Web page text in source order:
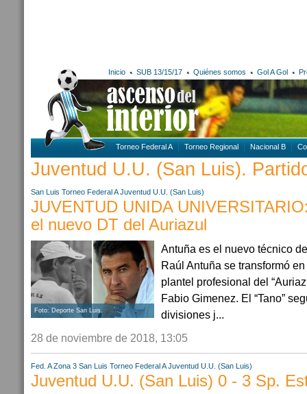
Inicio SUB 13/15/17 Quiénes somos Gol A Gol
Torneo Federal A Torneo Regional Nacional B
Juventud U.U. (San Luis).
San Luis Torneo Federal A Juventud U.U. (San Luis)
JUVENTUD UNIDA
el nuevo DT del Auriazul
Foto: Deporte San Luis.
Antuña es el nuevo técnico
Raúl Antuña se transformó
plantel profesional del
Fabio Gimenez. El “Tano”
divisiones j...
28 de noviembre de 2018, 13:05
Fed. A Zona 3 San Luis Torneo Federal A Juventud U.U. (San Luis)
Juventud U.U. (San Luis) 0 - 3 Sp.